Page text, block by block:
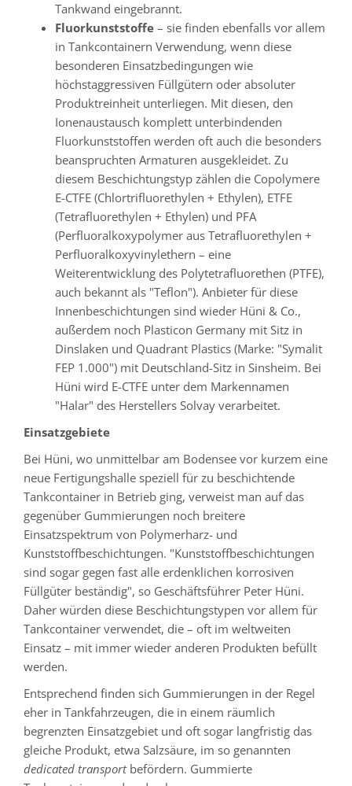
Tankwand eingebrannt.
Fluorkunststoffe – sie finden ebenfalls vor allem
in Tankcontainern Verwendung, wenn diese
besonderen Einsatzbedingungen wie
höchstaggressiven Füllgütern oder absoluter
Produktreinheit unterliegen. Mit diesen, den
Ionenaustausch komplett unterbindenden
Fluorkunststoffen werden oft auch die besonders
beanspruchten Armaturen ausgekleidet. Zu
diesem Beschichtungstyp zählen die Copolymere
E-CTFE (Chlortrifluorethylen + Ethylen), ETFE
(Tetrafluorethylen + Ethylen) und PFA
(Perfluoralkoxypolymer aus Tetrafluorethylen +
Perfluoralkoxyvinylethern – eine
Weiterentwicklung des Polytetrafluorethen (PTFE),
auch bekannt als "Teflon"). Anbieter für diese
Innenbeschichtungen sind wieder Hüni & Co.,
außerdem noch Plasticon Germany mit Sitz in
Dinslaken und Quadrant Plastics (Marke: "Symalit
FEP 1.000") mit Deutschland-Sitz in Sinsheim. Bei
Hüni wird E-CTFE unter dem Markennamen
"Halar" des Herstellers Solvay verarbeitet.
Einsatzgebiete
Bei Hüni, wo unmittelbar am Bodensee vor kurzem eine
neue Fertigungshalle speziell für zu beschichtende
Tankcontainer in Betrieb ging, verweist man auf das
gegenüber Gummierungen noch breitere
Einsatzspektrum von Polymerharz- und
Kunststoffbeschichtungen. "Kunststoffbeschichtungen
sind sogar gegen fast alle erdenklichen korrosiven
Füllgüter beständig", so Geschäftsführer Peter Hüni.
Daher würden diese Beschichtungstypen vor allem für
Tankcontainer verwendet, die – oft im weltweiten
Einsatz – mit immer wieder anderen Produkten befüllt
werden.
Entsprechend finden sich Gummierungen in der Regel
eher in Tankfahrzeugen, die in einem räumlich
begrenzten Einsatzgebiet und oft sogar langfristig das
gleiche Produkt, etwa Salzsäure, im so genannten
dedicated transportbefördern. Gummierte